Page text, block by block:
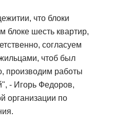
что блоки
блоке шесть квартир,
согласуем
чтоб был
производим работы
- Игорь Федоров,
организации по